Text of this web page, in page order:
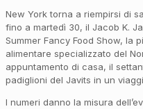
New York torna a riempirsi di
fino a martedì 30, il Jacob K.
Summer Fancy Food Show, la
alimentare specializzato del
appuntamento di casa, il
padiglioni del Javits in un
I numeri danno la misura